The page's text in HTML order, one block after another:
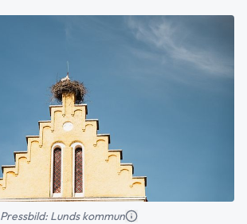
Pressbild: Lunds kommun